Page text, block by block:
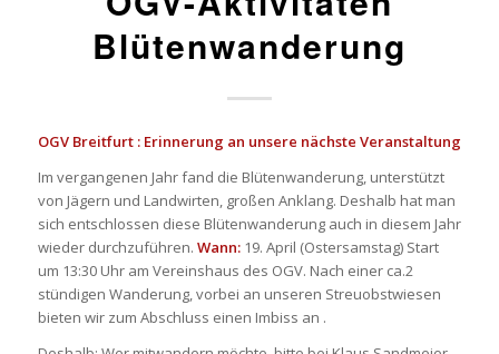
Blütenwanderung
OGV Breitfurt : Erinnerung an unsere nächste Veranstaltung
Im vergangenen Jahr fand die Blütenwanderung, unterstützt
von Jägern und Landwirten, großen Anklang. Deshalb hat man
sich entschlossen diese Blütenwanderung auch in diesem Jahr
wieder durchzuführen. Wann: 19. April (Ostersamstag) Start
um 13:30 Uhr am Vereinshaus des OGV. Nach einer ca.2
stündigen Wanderung, vorbei an unseren Streuobstwiesen
bieten wir zum Abschluss einen Imbiss an .